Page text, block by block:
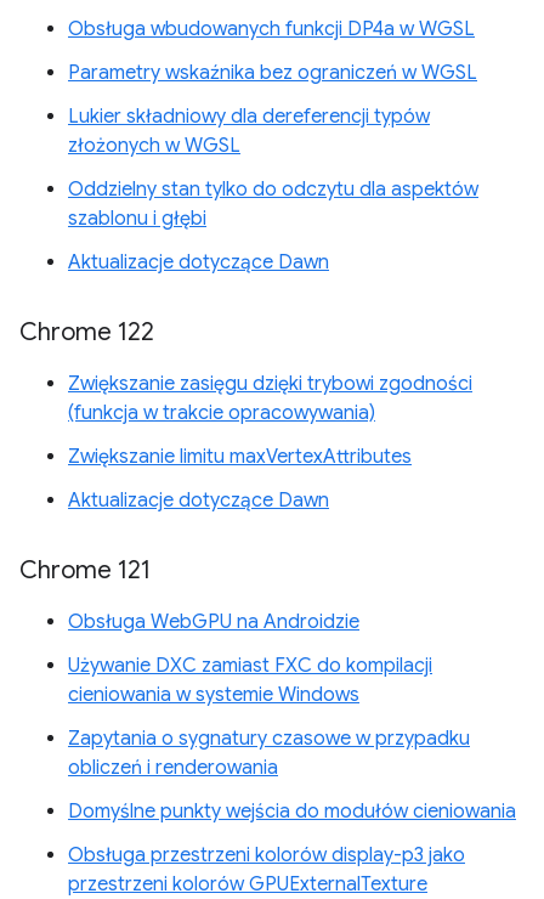
Obsługa wbudowanych funkcji DP4a w WGSL
Parametry wskaźnika bez ograniczeń w WGSL
Lukier składniowy dla dereferencji typów
złożonych w WGSL
Oddzielny stan tylko do odczytu dla aspektów
szablonu i głębi
Aktualizacje dotyczące Dawn
Chrome 122
Zwiększanie zasięgu dzięki trybowi zgodności
(funkcja w trakcie opracowywania)
Zwiększanie limitu maxVertexAttributes
Aktualizacje dotyczące Dawn
Chrome 121
Obsługa WebGPU na Androidzie
Używanie DXC zamiast FXC do kompilacji
cieniowania w systemie Windows
Zapytania o sygnatury czasowe w przypadku
obliczeń i renderowania
Domyślne punkty wejścia do modułów cieniowania
Obsługa przestrzeni kolorów display-p3 jako
przestrzeni kolorów GPUExternalTexture